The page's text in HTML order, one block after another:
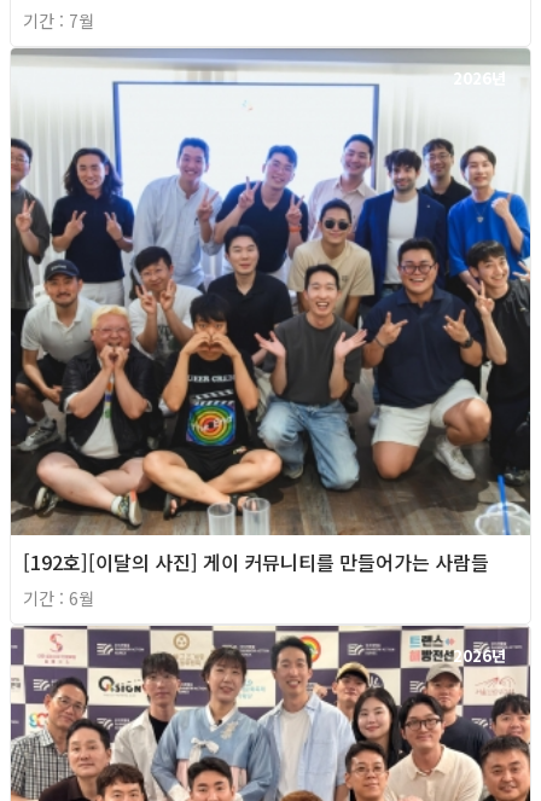
기간 : 7월
2026년
[192호][이달의 사진] 게이 커뮤니티를 만들어가는 사람들
기간 : 6월
2026년